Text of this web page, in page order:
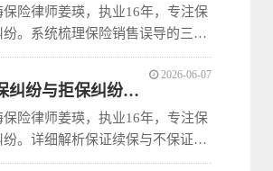
银保等不同投保渠道的特点与风
帮助保险消费者理解专业投保咨询
值
保险律师姜瑛，执业16年，专注保
纷。系统梳理保险销售误导的三种
类型及对应的法律后果，从如实填
保文件、理性选择保险产品到利用
期进行保单分析解读，提供完整的
策略与维权路径。帮助消费者在遭
售误导时有效维护合法权益。
续保纠纷与拒保纠纷应对指南
保险律师姜瑛，执业16年，专注保
纷。详细解析保证续保与不保证续
核心区别，讲清短期健康险续保中
2026-06-07